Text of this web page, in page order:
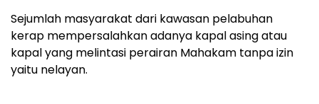
Sejumlah masyarakat dari kawasan pelabuhan
kerap mempersalahkan adanya kapal asing atau
kapal yang melintasi perairan Mahakam tanpa izin
yaitu nelayan.